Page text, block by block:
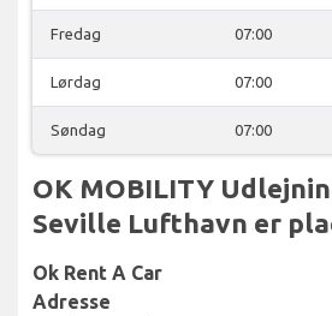
Fredag 07:00
Lørdag 07:00
Søndag 07:00
OK MOBILITY
Seville Lufthavn er
Ok Rent A Car
Adresse